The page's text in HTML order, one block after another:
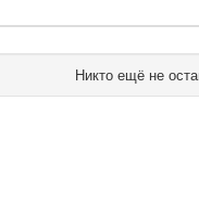
Никто ещё не